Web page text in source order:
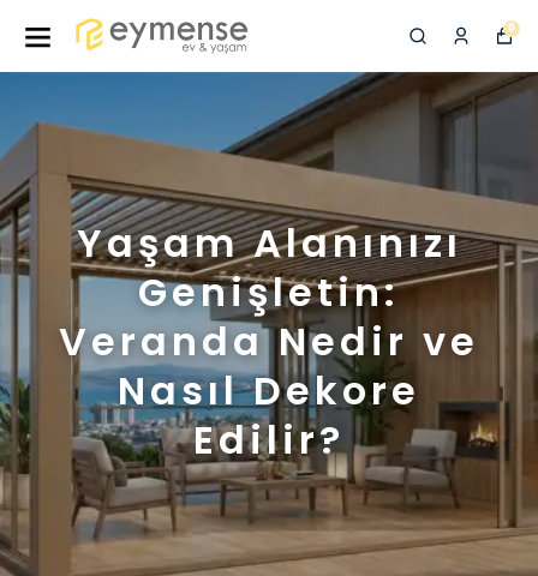
0
Yaşam Alanınızı
Genişletin:
Veranda Nedir ve
Nasıl Dekore
Edilir?